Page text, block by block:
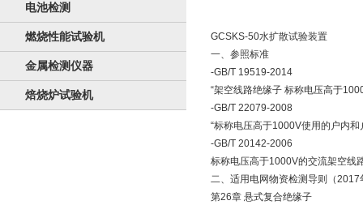
电池检测
燃烧性能试验机
金属检测仪器
焙烧炉试验机
GCSKS-50水扩散试验装置
一、参照标准
-GB/T 19519-2014
“架空线路绝缘子 标称电压高于
-GB/T 22079-2008
“标称电压高于1000V使用的户内
-GB/T 20142-2006
标称电压高于1000V的交流架空线
二、适用电网物资检测导则（2017
第26章 悬式复合绝缘子